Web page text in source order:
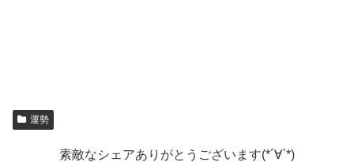
運勢
素敵なシェアありがとうございます(*´∀`*)